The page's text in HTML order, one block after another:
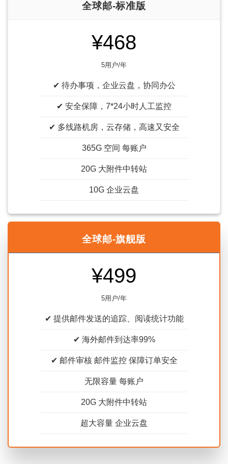
全球邮-标准版
¥468
5用户/年
✔ 待办事项，企业云盘，协同办公
✔ 安全保障，7*24小时人工监控
✔ 多线路机房，云存储，高速又安全
365G 空间 每账户
20G 大附件中转站
10G 企业云盘
全球邮-旗舰版
¥499
5用户/年
✔ 提供邮件发送的追踪、阅读统计功能
✔ 海外邮件到达率99%
✔ 邮件审核 邮件监控 保障订单安全
无限容量 每账户
20G 大附件中转站
超大容量 企业云盘